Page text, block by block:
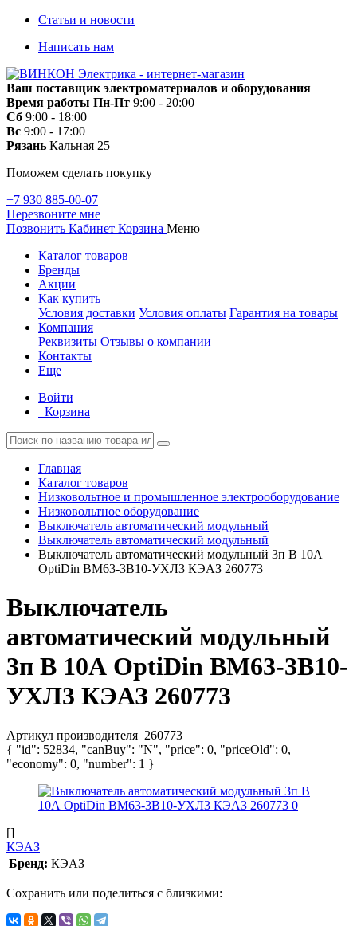
Статьи и новости
Написать нам
Ваш поставщик электроматериалов и оборудования
Время работы Пн-Пт 9:00 - 20:00
Сб 9:00 - 18:00
Вс 9:00 - 17:00
Рязань Кальная 25
Поможем сделать покупку
+7 930 885-00-07
Перезвоните мне
Позвонить Кабинет Корзина Меню
Каталог товаров
Бренды
Акции
Как купить
Условия доставки Условия оплаты Гарантия на товары
Компания
Реквизиты Отзывы о компании
Контакты
Еще
Войти
Корзина
Главная
Каталог товаров
Низковольтное и промышленное электрооборудование
Низковольтное оборудование
Выключатель автоматический модульный
Выключатель автоматический модульный
Выключатель автоматический модульный 3п B 10А
OptiDin BM63-3B10-УХЛ3 КЭАЗ 260773
Выключатель
автоматический модульный
3п B 10А OptiDin BM63-3B10-
УХЛ3 КЭАЗ 260773
Артикул производителя 260773
{ "id": 52834, "canBuy": "N", "price": 0, "priceOld": 0,
"economy": 0, "number": 1 }
[]
КЭАЗ
Бренд: КЭАЗ
Сохранить или поделиться с близкими: